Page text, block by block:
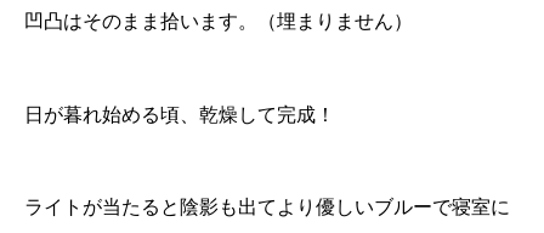
凹凸はそのまま拾います。（埋まりません）
日が暮れ始める頃、乾燥して完成！
ライトが当たると陰影も出てより優しいブルーで寝室に